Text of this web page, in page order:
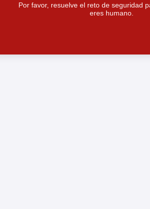
Por favor, resuelve el reto de seguridad
eres humano.